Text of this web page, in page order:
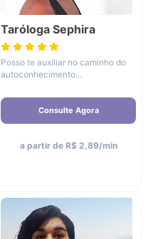
Taróloga Sephira
Posso te auxiliar no caminho do
autoconhecimento...
Consulte Agora
a partir de R$ 2,89/min